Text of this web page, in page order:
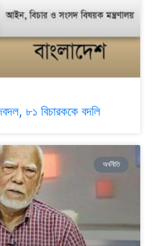
৮১ বিচারককে বদলি
অর্থনীতি